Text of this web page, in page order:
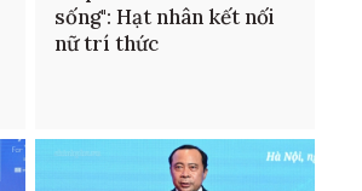
sống": Hạt nhân kết nối
nữ trí thức